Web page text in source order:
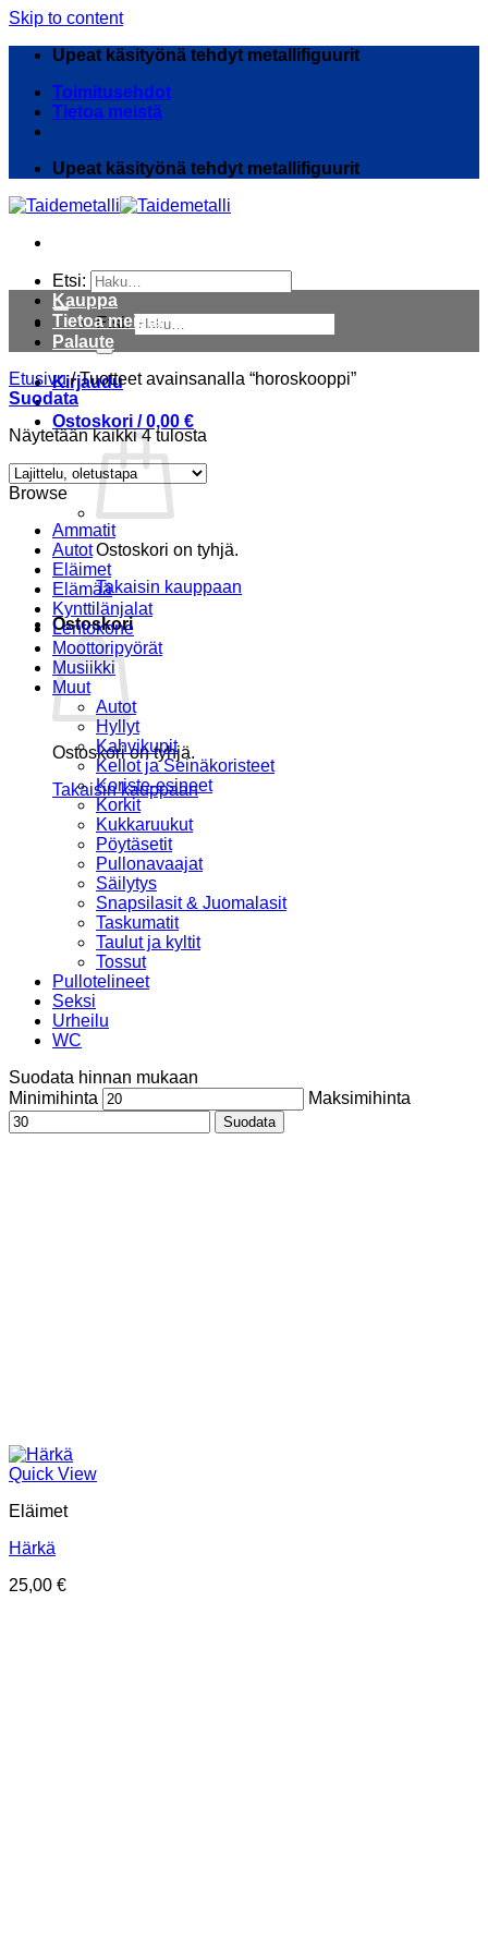
Skip to content
Upeat käsityönä tehdyt metallifiguurit
Toimitusehdot
Tietoa meistä
Upeat käsityönä tehdyt metallifiguurit
Etsi:
Etsi:
Kirjaudu
Ostoskori /0,00 €
Ostoskori on tyhjä.
Takaisin kauppaan
Ostoskori
Ostoskori on tyhjä.
Takaisin kauppaan
Kauppa
Tietoa meistä
Palaute
Etusivu /Tuotteet avainsanalla “horoskooppi”
Suodata
Näytetään kaikki 4 tulosta
Browse
Ammatit
Autot
Eläimet
Elämää
Kynttilänjalat
Lentokone
Moottoripyörät
Musiikki
Muut
Autot
Hyllyt
Kahvikupit
Kellot ja Seinäkoristeet
Koriste-esineet
Korkit
Kukkaruukut
Pöytäsetit
Pullonavaajat
Säilytys
Snapsilasit & Juomalasit
Taskumatit
Taulut ja kyltit
Tossut
Pullotelineet
Seksi
Urheilu
WC
Suodata hinnan mukaan
Minimihinta
Maksimihinta
Suodata
Quick View
Eläimet
Härkä
25,00 €